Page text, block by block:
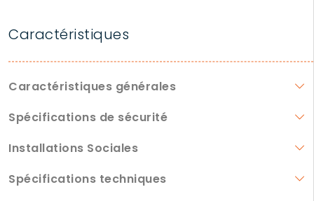
Caractéristiques
Caractéristiques générales
Spécifications de sécurité
Installations Sociales
Spécifications techniques